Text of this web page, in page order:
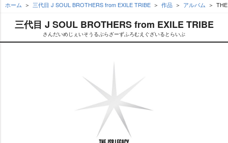
ホーム 三代目 J SOUL BROTHERS from EXILE TRIBE 作品 アルバム
三代目 J SOUL BROTHERS from EXILE TRIBE
さんだいめじぇいそうるぶらざーずふろむえぐざいるとらいぶ